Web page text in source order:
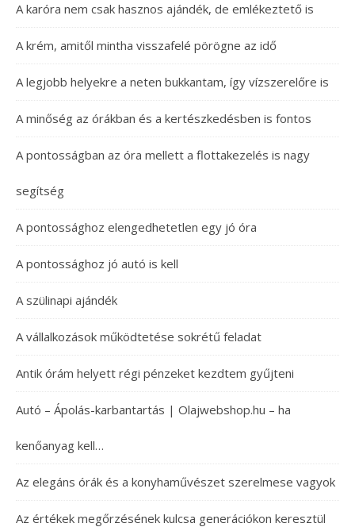
A karóra nem csak hasznos ajándék, de emlékeztető is
A krém, amitől mintha visszafelé pörögne az idő
A legjobb helyekre a neten bukkantam, így vízszerelőre is
A minőség az órákban és a kertészkedésben is fontos
A pontosságban az óra mellett a flottakezelés is nagy
segítség
A pontossághoz elengedhetetlen egy jó óra
A pontossághoz jó autó is kell
A szülinapi ajándék
A vállalkozások működtetése sokrétű feladat
Antik órám helyett régi pénzeket kezdtem gyűjteni
Autó – Ápolás-karbantartás | Olajwebshop.hu – ha
kenőanyag kell…
Az elegáns órák és a konyhaművészet szerelmese vagyok
Az értékek megőrzésének kulcsa generációkon keresztül